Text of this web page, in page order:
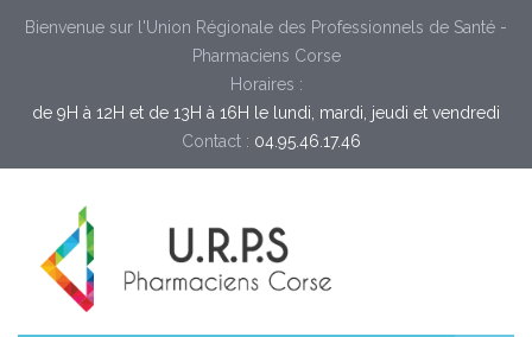
Bienvenue sur l'Union Régionale des Professionnels de Santé -
Pharmaciens Corse
Horaires :
de 9H à 12H et de 13H à 16H le lundi, mardi, jeudi et vendredi
Contact : 04.95.46.17.46